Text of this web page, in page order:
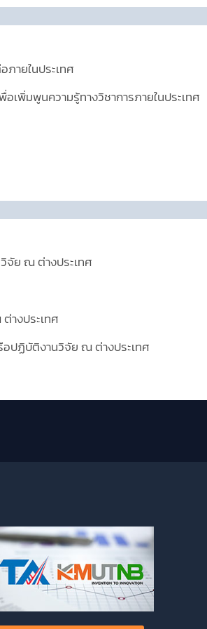
ายในประเทศ
พิ่มพูนความรู้ทางวิชาการภายในประเทศ
จัย ณ ต่างประเทศ
างประเทศ
ปฏิบัติงานวิจัย ณ ต่างประเทศ